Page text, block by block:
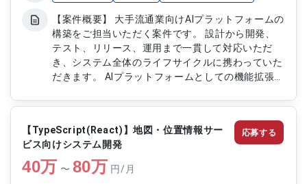
【案件概要】 大手流通業向けAIプラットフォームの
構築をご担当いただく案件です。 設計から開発、
テスト、リリース、運用まで一貫して対応いただ
き、システム全体のライフサイクルに携わっていた
だきます。 AIプラットフォームとしての機能拡張や
を支える重要なポジションです。 フロントエンド
領域を中心に、React/TypeScriptを用いた開発を
推進いただきます。 【作業内容】 ・AIプラットフ
ォームの設計対応 ・React/TypeScriptを用いたフ
ロントエンド開発 ・テストおよびリリース対応 ・
運用保守および既存機能の改善対応 ・システム全
【TypeScript(React)】地図・位置情報サー
ビス向けシステム開発
40万 〜 80万 円/月
応募する